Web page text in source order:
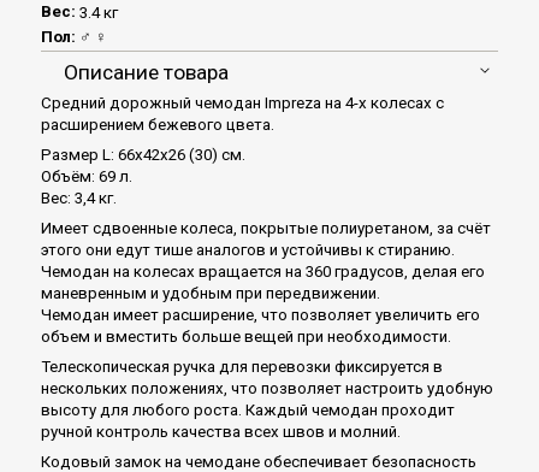
Вес: 3.4 кг
Пол: ♂ ♀
Описание товара
Средний дорожный чемодан Impreza на 4-х колесах с
расширением бежевого цвета.
Размер L: 66x42x26 (30) см.
Объём: 69 л.
Вес: 3,4 кг.
Имеет сдвоенные колеса, покрытые полиуретаном, за счёт
этого они едут тише аналогов и устойчивы к стиранию.
Чемодан на колесах вращается на 360 градусов, делая его
маневренным и удобным при передвижении.
Чемодан имеет расширение, что позволяет увеличить его
объем и вместить больше вещей при необходимости.
Телескопическая ручка для перевозки фиксируется в
нескольких положениях, что позволяет настроить удобную
высоту для любого роста. Каждый чемодан проходит
ручной контроль качества всех швов и молний.
Кодовый замок на чемодане обеспечивает безопасность